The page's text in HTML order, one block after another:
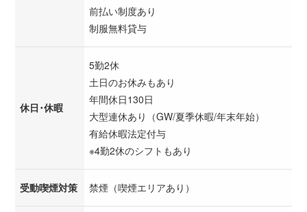
前払い制度あり
制服無料貸与
休日･休暇
5勤2休
土日のお休みもあり
年間休日130日
大型連休あり（GW/夏季休暇/年末年始）
有給休暇法定付与
※4勤2休のシフトもあり
受動喫煙対策 禁煙（喫煙エリアあり）